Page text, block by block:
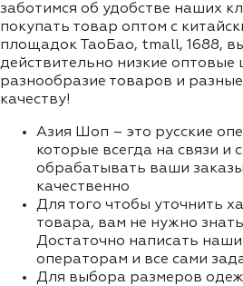
заботимся об удобстве наших
покупать товар оптом с
площадок ТаоБао, tmall, 1688,
действительно низкие оптовые
разнообразие товаров и
качеству!
Азия Шоп – это русские
которые всегда на связи и
обрабатывать ваши
качественно
Для того чтобы уточнить
товара, вам не нужно
Достаточно написать
операторам и все сами
Для выбора размеров